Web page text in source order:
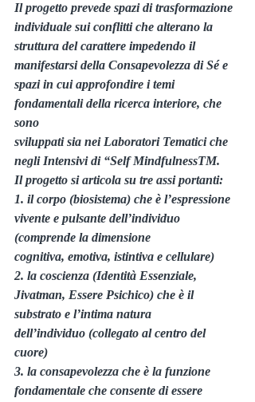
Il progetto prevede spazi di trasformazione
individuale sui conflitti che alterano la
struttura del carattere impedendo il
manifestarsi della Consapevolezza di Sé e
spazi in cui approfondire i temi
fondamentali della ricerca interiore, che
sono
sviluppati sia nei Laboratori Tematici che
negli Intensivi di “Self MindfulnessTM.
Il progetto si articola su tre assi portanti:
1. il corpo (biosistema) che è l’espressione
vivente e pulsante dell’individuo
(comprende la dimensione
cognitiva, emotiva, istintiva e cellulare)
2. la coscienza (Identità Essenziale,
Jivatman, Essere Psichico) che è il
substrato e l’intima natura
dell’individuo (collegato al centro del
cuore)
3. la consapevolezza che è la funzione
fondamentale che consente di essere